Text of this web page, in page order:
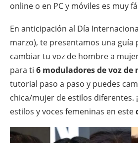
online o en PC y móviles es muy
En anticipación al Día
marzo), te presentamos una guía
cambiar tu voz de hombre a
para ti 6 moduladores de voz de
tutorial paso a paso y puedes
chica/mujer de estilos diferentes.
estilos y voces femeninas en este